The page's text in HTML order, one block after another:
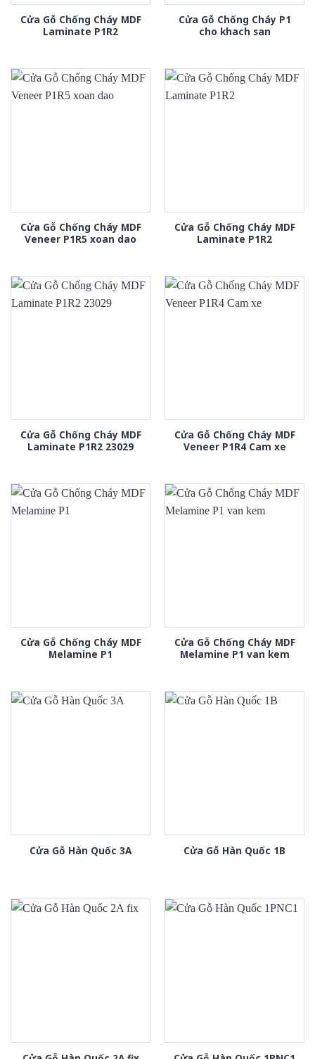
Cửa Gỗ Chống Cháy MDF
Laminate P1R2
Cửa Gỗ Chống Cháy P1
cho khach san
Cửa Gỗ Chống Cháy MDF
Veneer P1R5 xoan dao
Cửa Gỗ Chống Cháy MDF
Laminate P1R2
Cửa Gỗ Chống Cháy MDF
Laminate P1R2 23029
Cửa Gỗ Chống Cháy MDF
Veneer P1R4 Cam xe
Cửa Gỗ Chống Cháy MDF
Melamine P1
Cửa Gỗ Chống Cháy MDF
Melamine P1 van kem
Cửa Gỗ Hàn Quốc 3A Cửa Gỗ Hàn Quốc 1B